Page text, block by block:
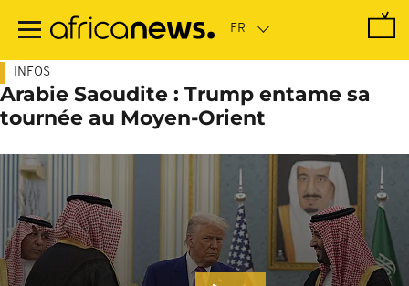
contenu
INFOS
Arabie Saoudite : Trump entame sa
tournée au Moyen-Orient